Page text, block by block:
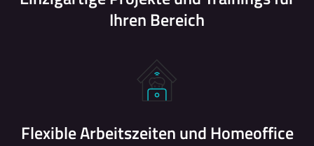
Ihren Bereich
Flexible Arbeitszeiten und Homeoffice